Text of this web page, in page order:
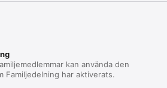
kan använda den
Familjedelning har aktiverats.